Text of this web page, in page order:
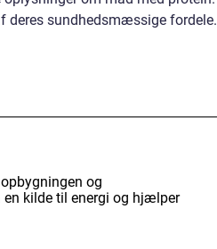
deres sundhedsmæssige fordele.
og
en kilde til energi og hjælper